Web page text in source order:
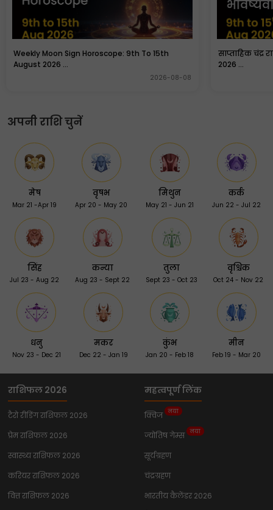
Weekly Moon Sign Horoscope: 9th To 15th
August 2026 ...
2026-08-08
साप्ताहिक चंद्र
2026 ...
अपनी राशि चुनें
मेष
Mar 21 -Apr 19
वृषभ
Apr 20 - May 20
मिथुन
May 21 - Jun 21
कर्क
Jun 22 - Jul 22
सिंह
Jul 23 - Aug 22
कन्या
Aug 23 - Sept 22
तुला
Sept 23 - Oct 23
वृश्चिक
Oct 24 - Nov 22
धनु
Nov 23 - Dec 21
मकर
Dec 22 - Jan 19
कुंभ
Jan 20 - Feb 18
मीन
Feb 19 - Mar 20
राशिफल 2026
टैरो रीडिंग राशिफल 2026
प्रेम राशिफल 2026
स्वास्थ्य राशिफल 2026
करियर राशिफल 2026
वित्त राशिफल 2026
महत्वपूर्ण लिंक
क्विज नया
ज्योतिष गेम्स नया
सूर्यग्रहण
चंद्रग्रहण
भारतीय कैलेंडर 2026